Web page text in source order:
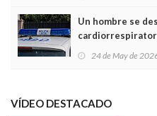
Un hombre se
Local en Luanco
24 de May de
VÍDEO DESTACADO